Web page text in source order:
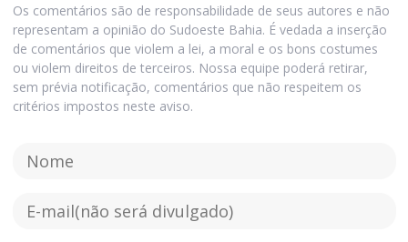
Os comentários são de responsabilidade de seus autores e não
representam a opinião do Sudoeste Bahia. É vedada a inserção
de comentários que violem a lei, a moral e os bons costumes
ou violem direitos de terceiros. Nossa equipe poderá retirar,
sem prévia notificação, comentários que não respeitem os
critérios impostos neste aviso.